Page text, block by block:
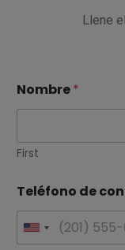
Llene
Nombre*
First
Teléfono de
U